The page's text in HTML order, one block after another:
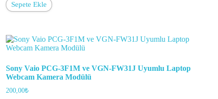
Sepete Ekle
Sony Vaio PCG-3F1M ve VGN-FW31J Uyumlu Laptop
Webcam Kamera Modülü
200,00₺